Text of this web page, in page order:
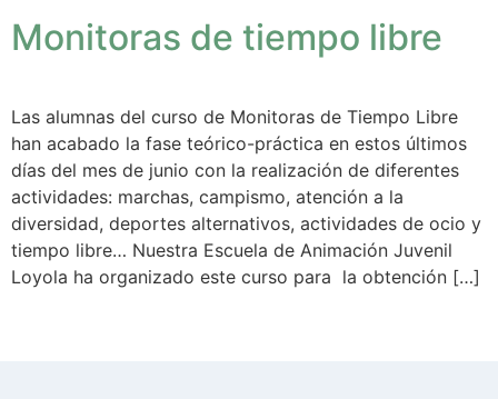
Monitoras de tiempo libre
Las alumnas del curso de Monitoras de Tiempo Libre
han acabado la fase teórico-práctica en estos últimos
días del mes de junio con la realización de diferentes
actividades: marchas, campismo, atención a la
diversidad, deportes alternativos, actividades de ocio y
tiempo libre… Nuestra Escuela de Animación Juvenil
Loyola ha organizado este curso para la obtención […]